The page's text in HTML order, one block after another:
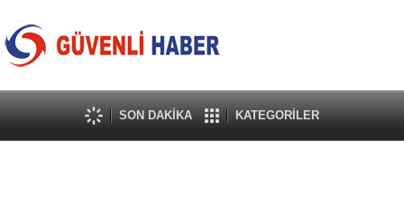
SON DAKİKA KATEGORİLER